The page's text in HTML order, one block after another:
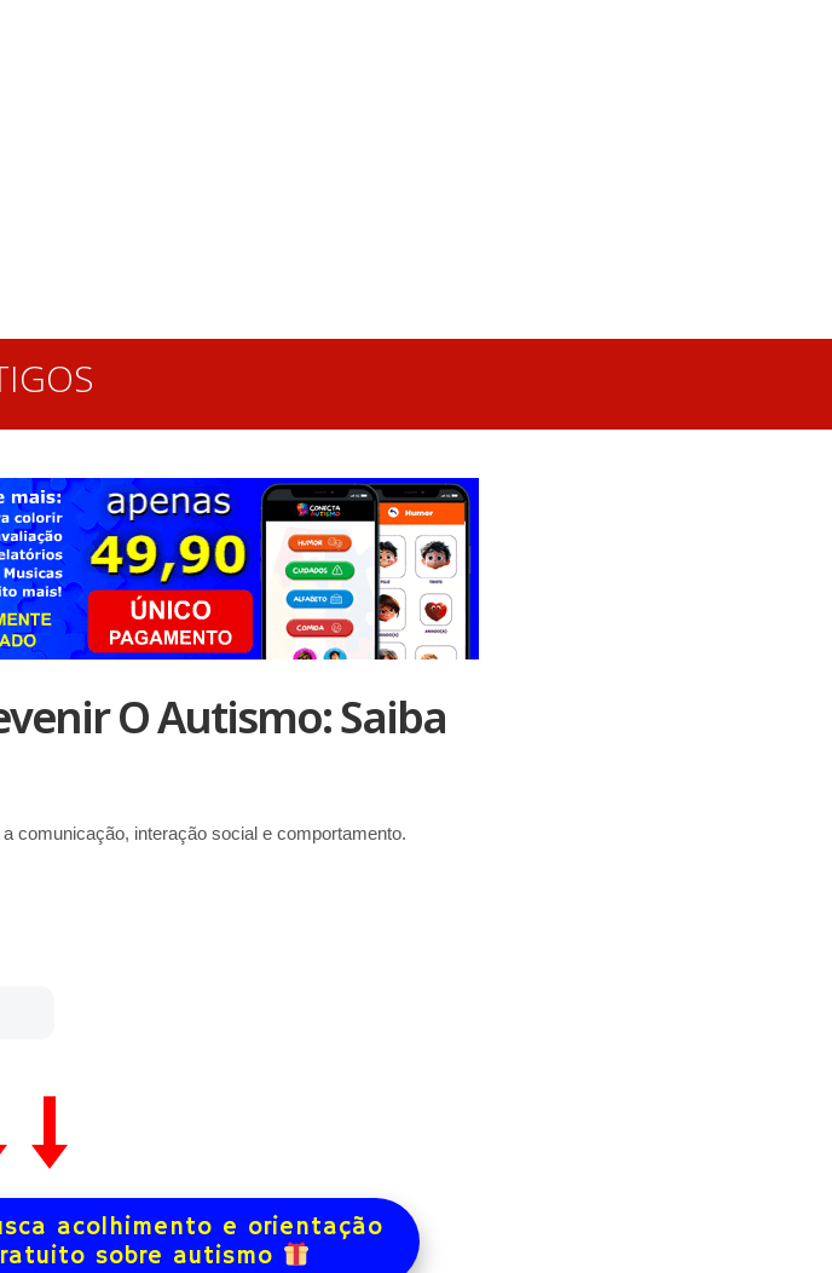
O Autismo: Saiba
comunicação, interação social e comportamento.
acolhimento e orientação
sobre autismo